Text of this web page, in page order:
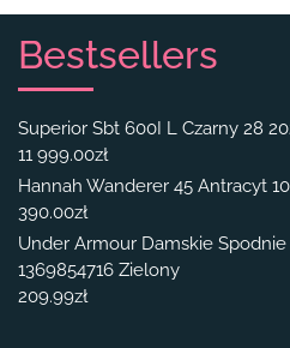
Bestsellers
Superior Sbt 600I L Czarny 28
11 999.00zł
Hannah Wanderer 45 Antracyt
390.00zł
Under Armour Damskie
1369854716 Zielony
209.99zł